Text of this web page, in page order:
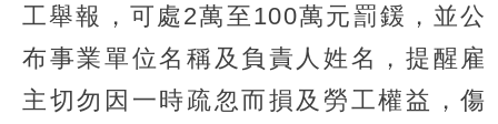
工舉報，可處2萬至100萬元罰鍰，並公
布事業單位名稱及負責人姓名，提醒雇
主切勿因一時疏忽而損及勞工權益，傷